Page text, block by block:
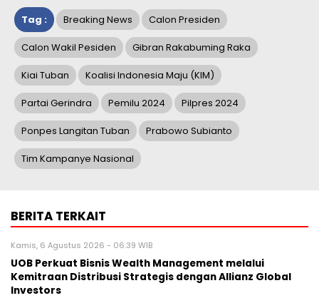
Tag : Breaking News Calon Presiden
Calon Wakil Pesiden Gibran Rakabuming Raka
Kiai Tuban Koalisi Indonesia Maju (KIM)
Partai Gerindra Pemilu 2024 Pilpres 2024
Ponpes Langitan Tuban Prabowo Subianto
Tim Kampanye Nasional
BERITA TERKAIT
Kamis, 6 Agustus 2026 - 06:39 WIB
UOB Perkuat Bisnis Wealth Management melalui
Kemitraan Distribusi Strategis dengan Allianz Global
Investors